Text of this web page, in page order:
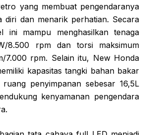
yang membuat pengendaranya
diri dan menarik perhatian. Secara
ini mampu menghasilkan tenaga
8.500 rpm dan torsi maksimum
7.000 rpm. Selain itu, New Honda
kapasitas tangki bahan bakar
penyimpanan sebesar 16,5L
kenyamanan pengendara